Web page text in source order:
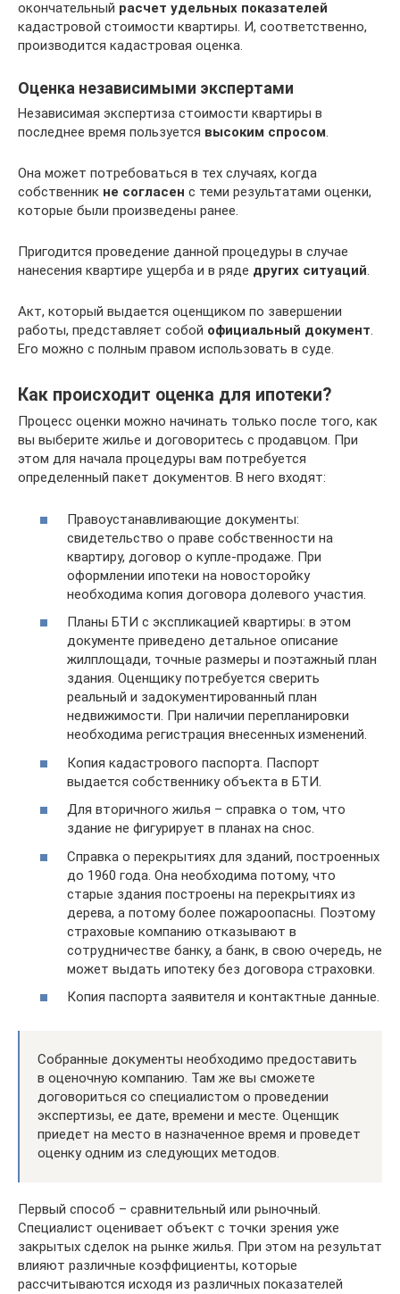
окончательный расчет удельных показателей
кадастровой стоимости квартиры. И, соответственно,
производится кадастровая оценка.
Оценка независимыми экспертами
Независимая экспертиза стоимости квартиры в
последнее время пользуется высоким спросом.
Она может потребоваться в тех случаях, когда
собственник не согласен с теми результатами оценки,
которые были произведены ранее.
Пригодится проведение данной процедуры в случае
нанесения квартире ущерба и в ряде других ситуаций.
Акт, который выдается оценщиком по завершении
работы, представляет собой официальный документ.
Его можно с полным правом использовать в суде.
Как происходит оценка для ипотеки?
Процесс оценки можно начинать только после того, как
вы выберите жилье и договоритесь с продавцом. При
этом для начала процедуры вам потребуется
определенный пакет документов. В него входят:
Правоустанавливающие документы:
свидетельство о праве собственности на
квартиру, договор о купле-продаже. При
оформлении ипотеки на новосторойку
необходима копия договора долевого участия.
Планы БТИ с экспликацией квартиры: в этом
документе приведено детальное описание
жилплощади, точные размеры и поэтажный план
здания. Оценщику потребуется сверить
реальный и задокументированный план
недвижимости. При наличии перепланировки
необходима регистрация внесенных изменений.
Копия кадастрового паспорта. Паспорт
выдается собственнику объекта в БТИ.
Для вторичного жилья – справка о том, что
здание не фигурирует в планах на снос.
Справка о перекрытиях для зданий, построенных
до 1960 года. Она необходима потому, что
старые здания построены на перекрытиях из
дерева, а потому более пожароопасны. Поэтому
страховые компанию отказывают в
сотрудничестве банку, а банк, в свою очередь, не
может выдать ипотеку без договора страховки.
Копия паспорта заявителя и контактные данные.
Собранные документы необходимо предоставить
в оценочную компанию. Там же вы сможете
договориться со специалистом о проведении
экспертизы, ее дате, времени и месте. Оценщик
приедет на место в назначенное время и проведет
оценку одним из следующих методов.
Первый способ – сравнительный или рыночный.
Специалист оценивает объект с точки зрения уже
закрытых сделок на рынке жилья. При этом на результат
влияют различные коэффициенты, которые
рассчитываются исходя из различных показателей